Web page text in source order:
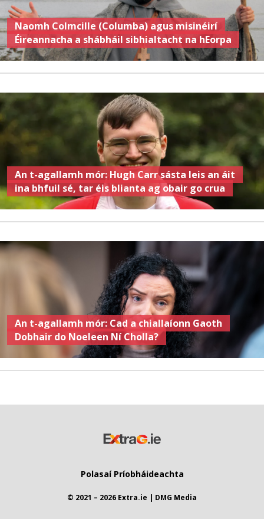
Naomh Colmcille (Columba) agus misinéirí
Éireannacha a shábháil sibhialtacht na hEorpa
An t-agallamh mór: Hugh Carr sásta leis an áit
ina bhfuil sé, tar éis blianta ag obair go crua
An t-agallamh mór: Cad a chiallaíonn Gaoth
Dobhair do Noeleen Ní Cholla?
Polasaí Príobháideachta
© 2021 – 2026 Extra.ie | DMG Media